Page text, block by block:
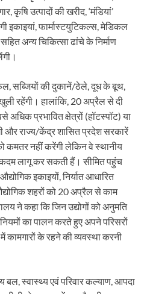
कृषि उत्पादों की खरीद, ‘मंडियां’
इकाइयां, फार्मास्टयुटिकल्स, मेडिकल
अन्य चिकित्सा ढांचे के निर्माण
सब्जियों की दुकानें/ठेले, दूध के बूथ,
रहेंगी। हालांकि, 20 अप्रैल से दी
प्रभावित क्षेत्रों (हॉटस्पॉट) या
और राज्य/केंद्र शासित प्रदेश सरकारें
कमतर नहीं करेंगी लेकिन वे स्थानीय
लागू कर सकती हैं। सीमित पहुंच
इकाइयों, निर्यात आधारित
शहरों को 20 अप्रैल से काम
ने कहा कि जिन उद्योगों को अनुमति
का पालन करते हुए अपने परिसरों
कामगारों के रहने की व्यवस्था करनी
बल, स्वास्थ्य एवं परिवार कल्याण, आपदा